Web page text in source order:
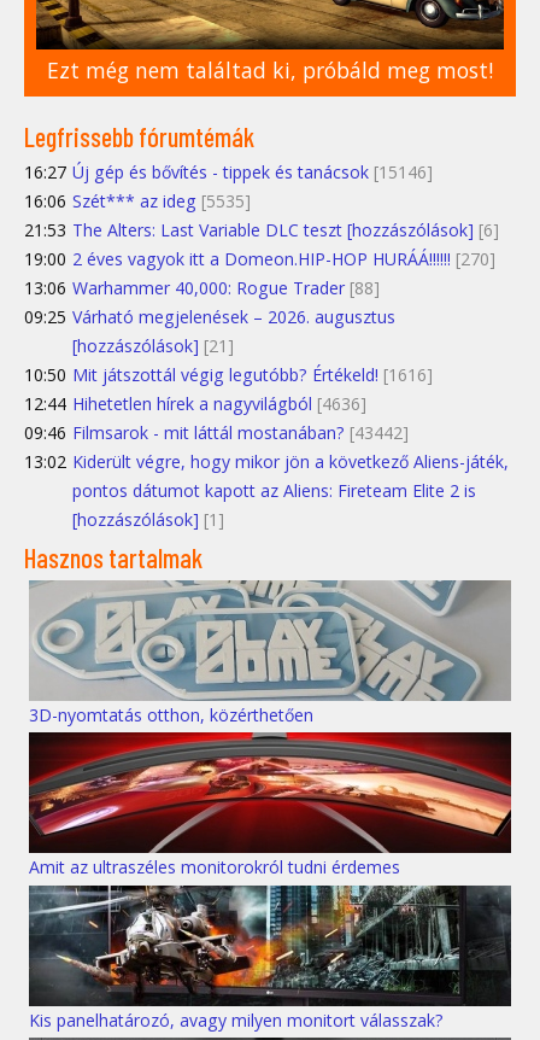
Ezt még nem találtad ki, próbáld meg most!
Legfrissebb fórumtémák
16:27 Új gép és bővítés - tippek és tanácsok [15146]
16:06 Szét*** az ideg [5535]
21:53 The Alters: Last Variable DLC teszt [hozzászólások] [6]
19:00 2 éves vagyok itt a Domeon.HIP-HOP HURÁÁ!!!!!! [270]
13:06 Warhammer 40,000: Rogue Trader [88]
09:25 Várható megjelenések – 2026. augusztus
[hozzászólások] [21]
10:50 Mit játszottál végig legutóbb? Értékeld! [1616]
12:44 Hihetetlen hírek a nagyvilágból [4636]
09:46 Filmsarok - mit láttál mostanában? [43442]
13:02 Kiderült végre, hogy mikor jön a következő Aliens-játék,
pontos dátumot kapott az Aliens: Fireteam Elite 2 is
[hozzászólások] [1]
Hasznos tartalmak
3D-nyomtatás otthon, közérthetően
Amit az ultraszéles monitorokról tudni érdemes
Kis panelhatározó, avagy milyen monitort válasszak?